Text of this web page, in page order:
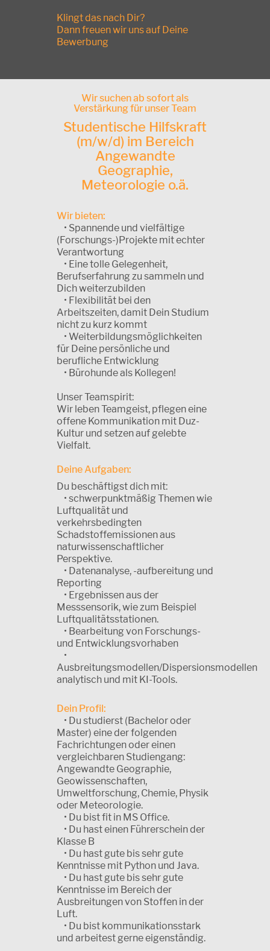
Klingt das nach Dir?
Dann freuen wir uns auf Deine
Bewerbung
Wir suchen ab sofort als
Verstärkung für unser Team
Studentische Hilfskraft
(m/w/d) im Bereich
Angewandte
Geographie,
Meteorologie o.ä.
Wir bieten:
• Spannende und vielfältige
(Forschungs-)Projekte mit echter
Verantwortung
• Eine tolle Gelegenheit,
Berufserfahrung zu sammeln und
Dich weiterzubilden
• Flexibilität bei den
Arbeitszeiten, damit Dein Studium
nicht zu kurz kommt
• Weiterbildungsmöglichkeiten
für Deine persönliche und
berufliche Entwicklung
• Bürohunde als Kollegen!
Unser Teamspirit:
Wir leben Teamgeist, pflegen eine
offene Kommunikation mit Duz-
Kultur und setzen auf gelebte
Vielfalt.
Deine Aufgaben:
Du beschäftigst dich mit:
• schwerpunktmäßig Themen wie
Luftqualität und
verkehrsbedingten
Schadstoffemissionen aus
naturwissenschaftlicher
Perspektive.
• Datenanalyse, -aufbereitung und
Reporting
• Ergebnissen aus der
Messsensorik, wie zum Beispiel
Luftqualitätsstationen.
• Bearbeitung von Forschungs-
und Entwicklungsvorhaben
•
Ausbreitungsmodellen/Dispersionsmodellen
analytisch und mit KI-Tools.
Dein Profil:
• Du studierst (Bachelor oder
Master) eine der folgenden
Fachrichtungen oder einen
vergleichbaren Studiengang:
Angewandte Geographie,
Geowissenschaften,
Umweltforschung, Chemie, Physik
oder Meteorologie.
• Du bist fit in MS Office.
• Du hast einen Führerschein der
Klasse B
• Du hast gute bis sehr gute
Kenntnisse mit Python und Java.
• Du hast gute bis sehr gute
Kenntnisse im Bereich der
Ausbreitungen von Stoffen in der
Luft.
• Du bist kommunikationsstark
und arbeitest gerne eigenständig.